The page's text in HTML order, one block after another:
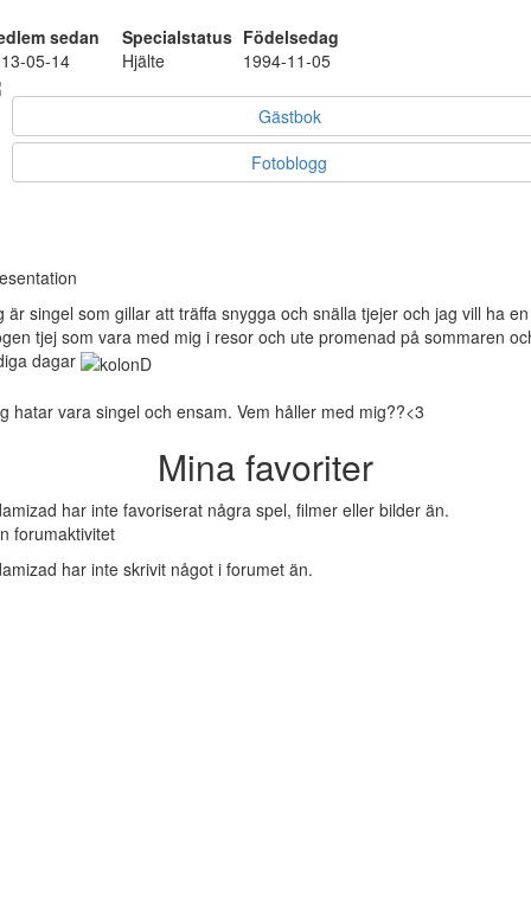
sedan Specialstatus Födelsedag
05-14
Hjälte 1994-11-05
Gästbok
Fotoblogg
är singel som gillar att träffa snygga och snälla tjejer och jag vill ha en
tjej som vara med mig i resor och ute promenad på sommaren
dagar
hatar vara singel och ensam. Vem håller med mig??<3
Mina favoriter
har inte favoriserat några spel, filmer eller bilder än.
forumaktivitet
har inte skrivit något i forumet än.